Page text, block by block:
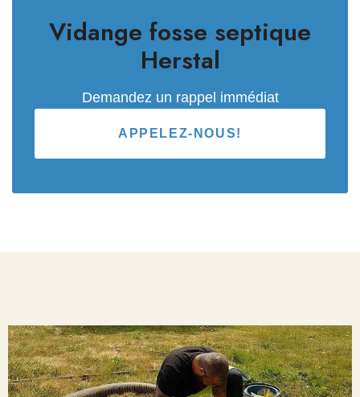
Vidange fosse septique
Herstal
Demandez un rappel immédiat
APPELEZ-NOUS!